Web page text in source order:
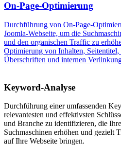
On-Page-Optimierung
Durchführung von On-Page-
Joomla-Webseite, um die
und den organischen Traffic zu
Optimierung von Inhalten,
Überschriften und internen
Keyword-Analyse
Durchführung einer umfassenden
relevantesten und effektivsten
und Branche zu identifizieren, die
Suchmaschinen erhöhen und gezielt
auf Ihre Webseite bringen.